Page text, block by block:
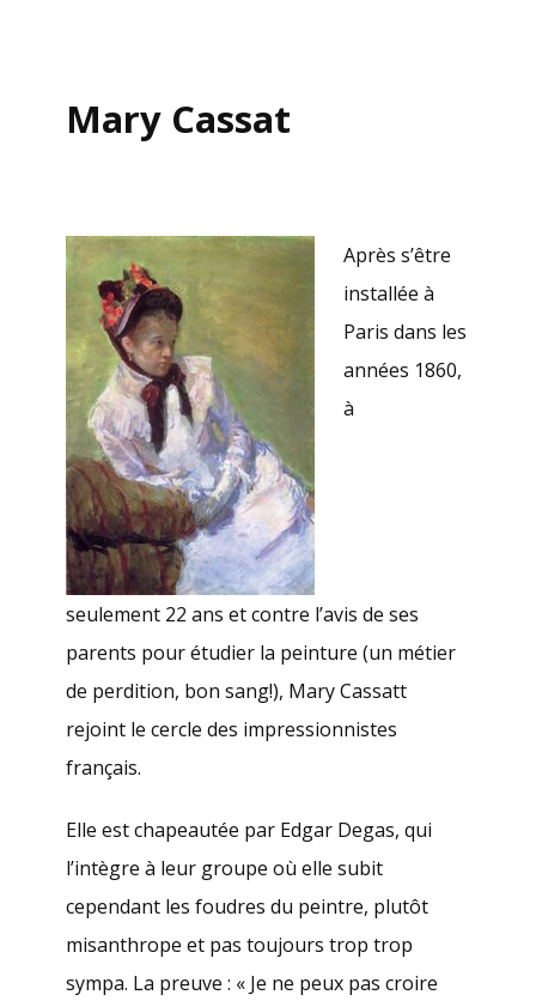
Mary Cassat
Après s’être
installée à
Paris dans les
années 1860,
à
seulement 22 ans et contre l’avis de ses
parents pour étudier la peinture (un métier
de perdition, bon sang!), Mary Cassatt
rejoint le cercle des impressionnistes
français.
Elle est chapeautée par Edgar Degas, qui
l’intègre à leur groupe où elle subit
cependant les foudres du peintre, plutôt
misanthrope et pas toujours trop trop
sympa. La preuve : « Je ne peux pas croire